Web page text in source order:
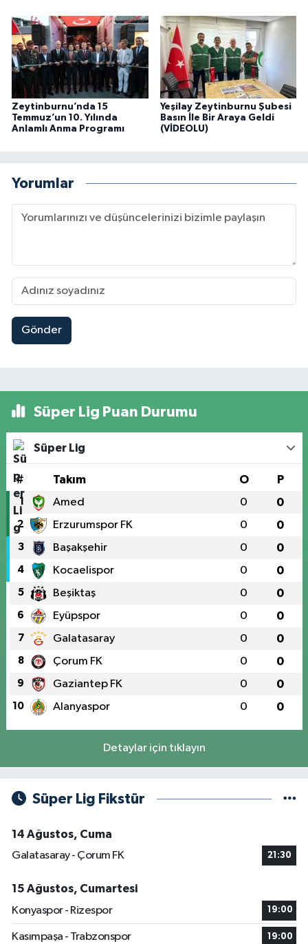
Zeytinburnu’nda 15
Temmuz’un 10. Yılında
Anlamlı Anma Programı
Yeşilay Zeytinburnu Şubesi
Basın İle Bir Araya Geldi
(VİDEOLU)
Yorumlar
Gönder
Süper Lig Puan Durumu
Süper Lig
# Takım O P
1 Amed 0 0
2 Erzurumspor FK 0 0
3 Başakşehir 0 0
4 Kocaelispor 0 0
5 Beşiktaş 0 0
6 Eyüpspor 0 0
7 Galatasaray 0 0
8 Çorum FK 0 0
9 Gaziantep FK 0 0
10 Alanyaspor 0 0
Detaylar için tıklayın
Süper Lig Fikstür
14 Ağustos, Cuma
Galatasaray - Çorum FK
21:30
15 Ağustos, Cumartesi
Konyaspor - Rizespor
19:00
Kasımpaşa - Trabzonspor 19:00